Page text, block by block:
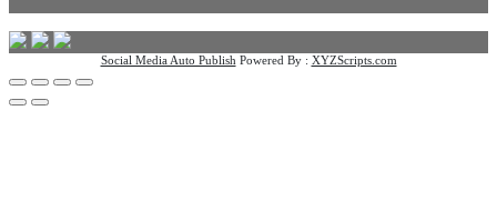
Social Media Auto PublishPowered By : XYZScripts.com